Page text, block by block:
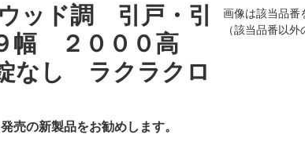
ッド調 引戸・引
幅 ２０００高
なし ラクラクロ
の新製品をお勧めします。
画像は該当品番
（該当品番以